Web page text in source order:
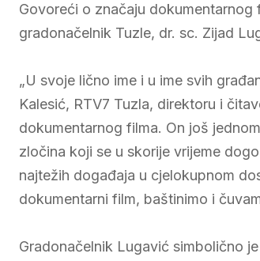
Govoreći o značaju dokumentarnog
gradonačelnik Tuzle, dr. sc. Zijad
„U svoje lično ime i u ime svih
Kalesić, RTV7 Tuzla, direktoru i
dokumentarnog filma. On još
zločina koji se u skorije vrijeme
najtežih događaja u cjelokupnom
dokumentarni film, baštinimo i
Gradonačelnik Lugavić simbolično